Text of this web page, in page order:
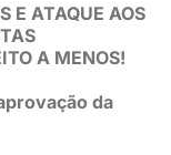
E ATAQUE AOS
A MENOS!
da